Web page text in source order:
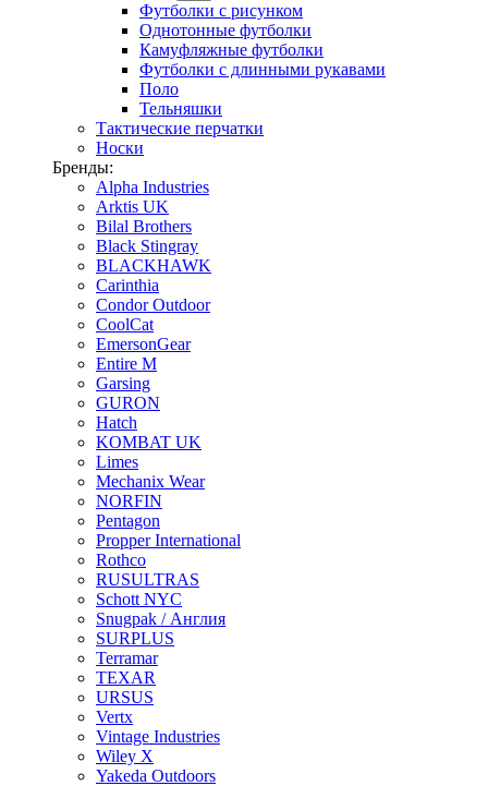
Футболки с рисунком
Однотонные футболки
Камуфляжные футболки
Футболки с длинными рукавами
Поло
Тельняшки
Тактические перчатки
Носки
Бренды:
Alpha Industries
Arktis UK
Bilal Brothers
Black Stingray
BLACKHAWK
Carinthia
Condor Outdoor
CoolCat
EmersonGear
Entire M
Garsing
GURON
Hatch
KOMBAT UK
Limes
Mechanix Wear
NORFIN
Pentagon
Propper International
Rothco
RUSULTRAS
Schott NYC
Snugpak / Англия
SURPLUS
Terramar
TEXAR
URSUS
Vertx
Vintage Industries
Wiley X
Yakeda Outdoors